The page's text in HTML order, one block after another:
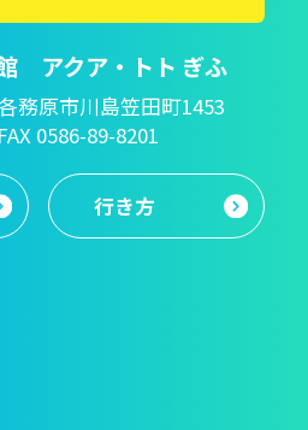
アクア・トト ぎふ
務原市川島笠田町1453
0586-89-8201
行き方